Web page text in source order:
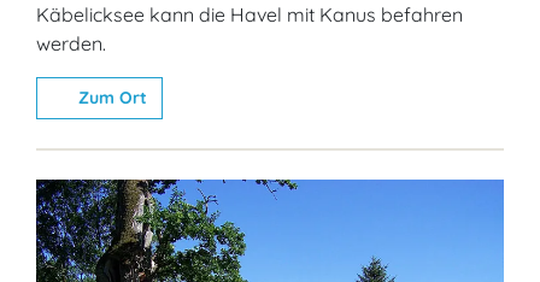
Käbelicksee kann die Havel mit Kanus befahren
werden.
Zum Ort